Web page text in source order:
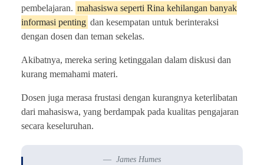
pembelajaran. mahasiswa seperti Rina kehilangan banyak
informasi penting dan kesempatan untuk berinteraksi
dengan dosen dan teman sekelas.
Akibatnya, mereka sering ketinggalan dalam diskusi dan
kurang memahami materi.
Dosen juga merasa frustasi dengan kurangnya keterlibatan
dari mahasiswa, yang berdampak pada kualitas pengajaran
secara keseluruhan.
James Humes